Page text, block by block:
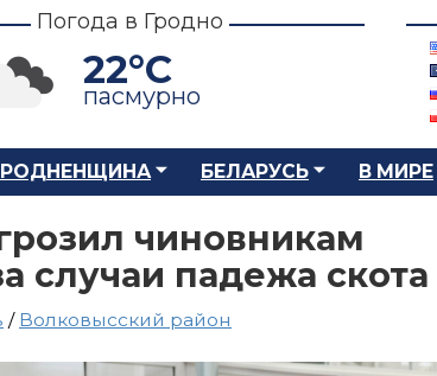
Погода в Гродно
22°C
пасмурно
БЕЛАРУСЬ В МИРЕ
чиновникам
случаи падежа скота
/ Волковысский район